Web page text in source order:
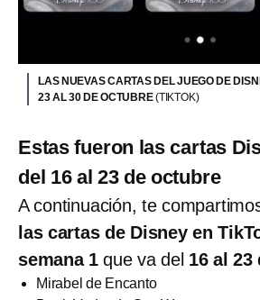
LAS NUEVAS CARTAS DEL JUEGO DE
23 AL 30 DE OCTUBRE(TIKTOK)
Estas fueron las cartas
del 16 al 23 de octubre
A continuación, te
las cartas de Disney en
semana 1que va del 16 al 23
Mirabel de Encanto